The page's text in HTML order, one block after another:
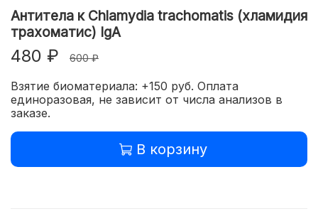
Антитела к Chlamydia trachomatis (хламидия
трахоматис) IgA
480 ₽ 600 ₽
Взятие биоматериала: +150 руб. Оплата
единоразовая, не зависит от числа анализов в
заказе.
В корзину